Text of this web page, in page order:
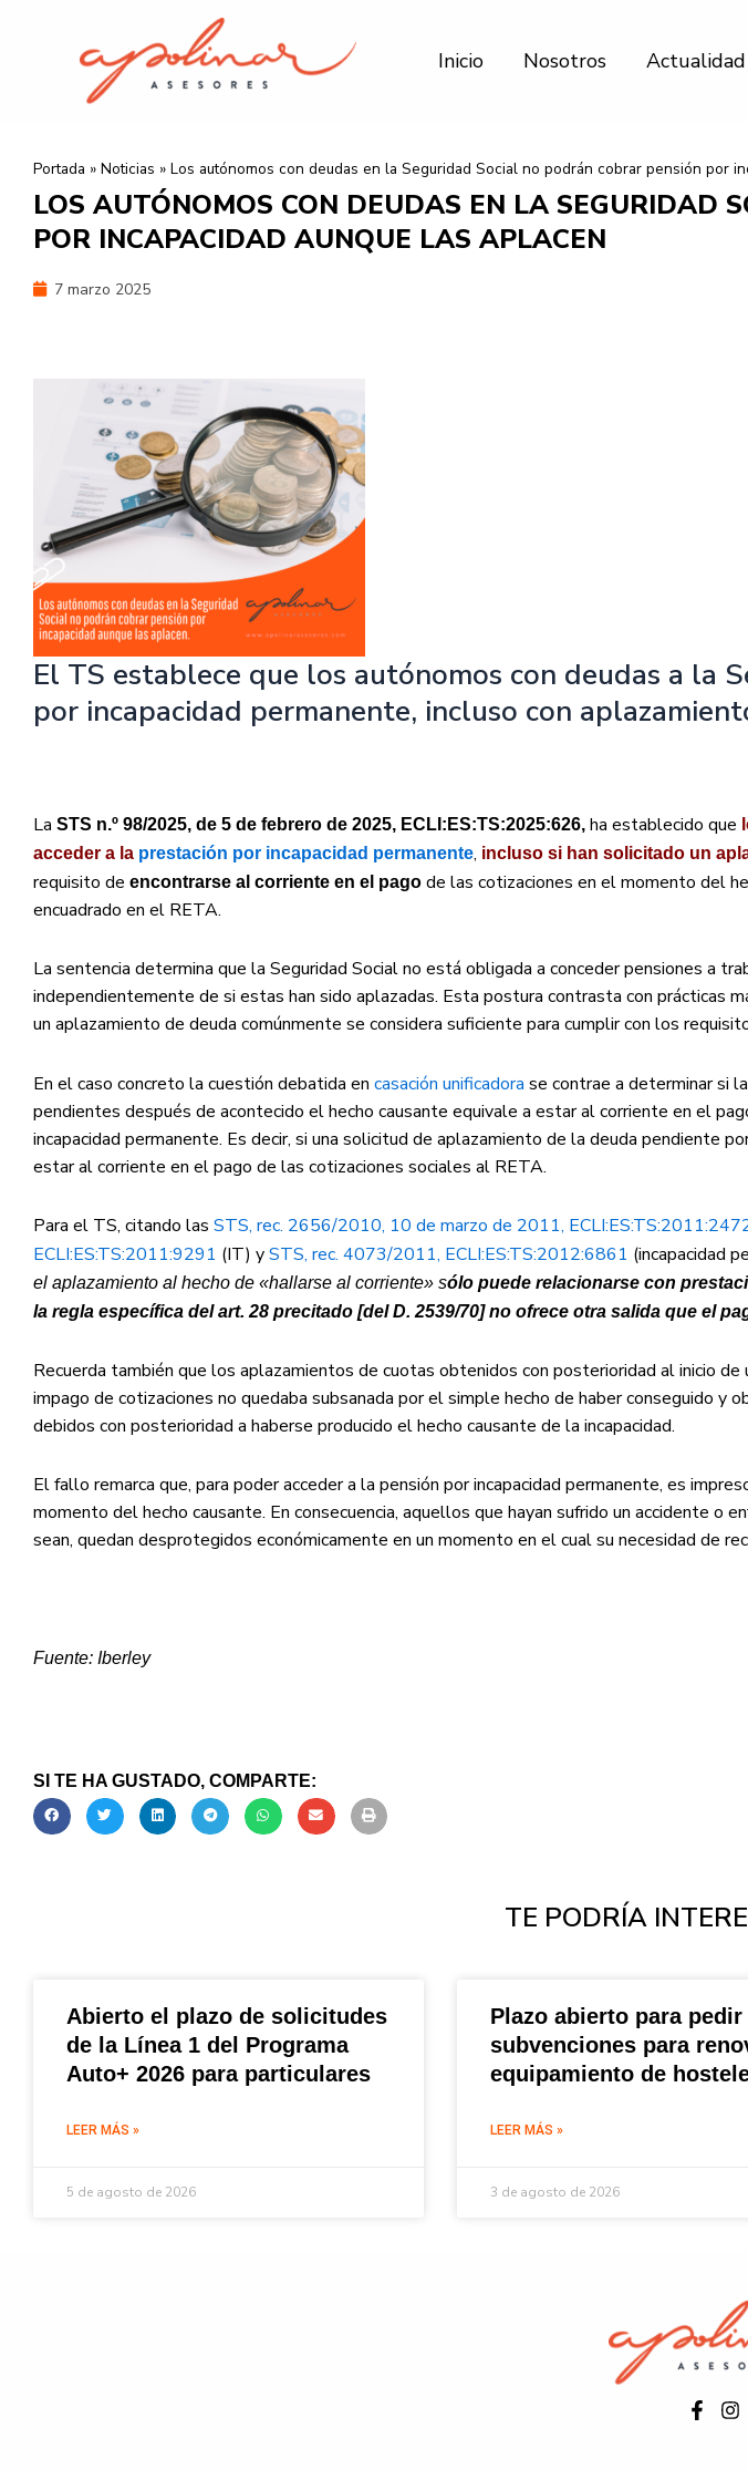
Inicio Nosotros
Portada » Noticias » Los autónomos con deudas en la Seguridad Social no podrán cobrar pensión por
LOS AUTÓNOMOS CON DEUDAS EN LA SEGURIDAD
POR INCAPACIDAD AUNQUE LAS APLACEN
7 marzo 2025
El TS establece que los autónomos con deudas a la
por incapacidad permanente, incluso con
La STS n.º 98/2025, de 5 de febrero de 2025, ECLI:ES:TS:2025:626, ha establecido que
acceder a la prestación por incapacidad permanente, incluso si han solicitado un
requisito de encontrarse al corriente en el pago de las cotizaciones en el momento del
encuadrado en el RETA.
La sentencia determina que la Seguridad Social no está obligada a conceder pensiones a
independientemente de si estas han sido aplazadas. Esta postura contrasta con prácticas
un aplazamiento de deuda comúnmente se considera suficiente para cumplir con los
En el caso concreto la cuestión debatida en casación unificadora se contrae a determinar si la
pendientes después de acontecido el hecho causante equivale a estar al corriente en el
incapacidad permanente. Es decir, si una solicitud de aplazamiento de la deuda pendiente
estar al corriente en el pago de las cotizaciones sociales al RETA.
Para el TS, citando las STS, rec. 2656/2010, 10 de marzo de 2011,
ECLI:ES:TS:2011:9291 (IT) ySTS, rec. 4073/2011, ECLI:ES:TS:2012:6861 (incapacidad
el aplazamiento al hecho de «hallarse al corriente» sólo puede relacionarse con
la regla específica del art. 28 precitado [del D. 2539/70] no ofrece otra salida que el
Recuerda también que los aplazamientos de cuotas obtenidos con posterioridad al inicio
impago de cotizaciones no quedaba subsanada por el simple hecho de haber conseguido y
debidos con posterioridad a haberse producido el hecho causante de la incapacidad.
El fallo remarca que, para poder acceder a la pensión por incapacidad permanente, es
momento del hecho causante. En consecuencia, aquellos que hayan sufrido un accidente o
sean, quedan desprotegidos económicamente en un momento en el cual su necesidad de
Fuente: Iberley
SI TE HA GUSTADO, COMPARTE:
TE PODRÍA
Abierto el plazo de solicitudes
de la Línea 1 del Programa
Auto+ 2026 para particulares
LEER MÁS »
5 de agosto de 2026
Plazo abierto para pedir
subvenciones para
equipamiento de
LEER MÁS »
3 de agosto de 2026